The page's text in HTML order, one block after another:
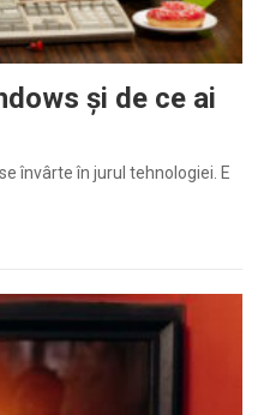
și de ce ai
învârte în jurul tehnologiei. E